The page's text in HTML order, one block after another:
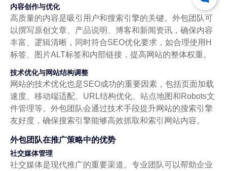
内容创作与优化
高质量的内容是吸引用户和搜索引擎的关键。外包团队可
以撰写原创文章、产品说明、博客和新闻资讯，确保内容
丰富、逻辑清晰，同时符合SEO优化要求，如合理使用H
标签、图片ALT标签和内部链接，提高网站的整体权重。
技术优化与网站结构调整
网站的技术优化也是SEO成功的重要因素，包括页面加载
速度、移动端适配、URL结构优化、站点地图和Robots文
件管理等。外包团队会通过技术手段提升网站的搜索引擎
友好度，确保搜索引擎能够高效抓取和索引网站内容。
外包团队在推广策略中的优势
社交媒体管理
社交媒体是现代推广的重要渠道。专业团队可以帮助企业